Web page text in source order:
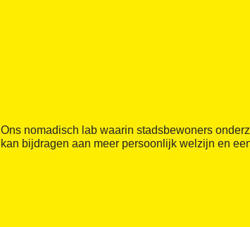
Ons nomadisch lab waarin stadsbewoners
kan bijdragen aan meer persoonlijk welzijn en